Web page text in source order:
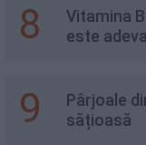
8
Vitamina
este
9
Pârjoale
sățioasă